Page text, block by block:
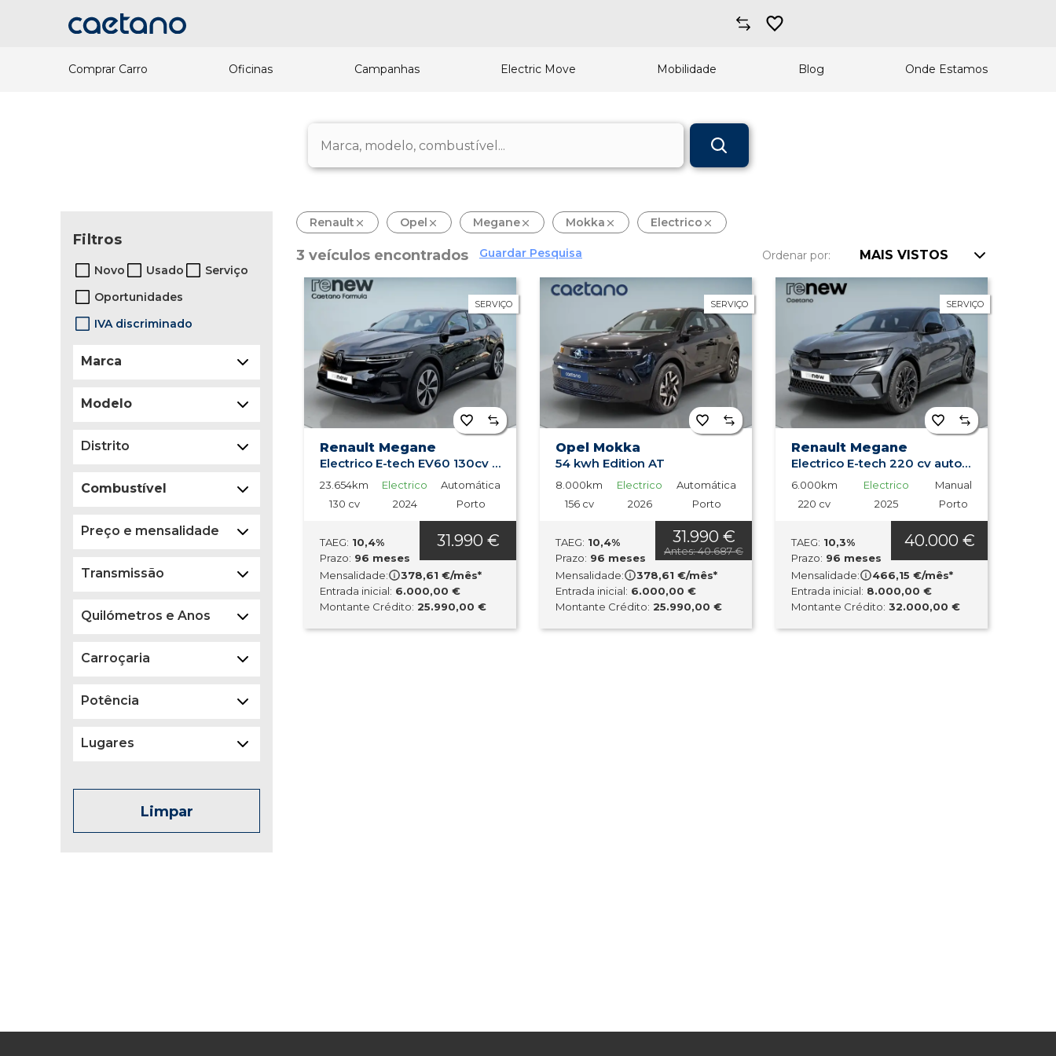
Comprar Carro Oficinas Campanhas Electric Move Mobilidade Blog Onde Estamos
Filtros
Novo Usado
Serviço
Oportunidades
IVA discriminado
Marca
Modelo
Distrito
Combustível
Preço e mensalidade
Transmissão
Quilómetros e Anos
Carroçaria
Potência
Lugares
Limpar
Renault Opel Megane Mokka Electrico
3 veículos encontrados Guardar Pesquisa Ordenar por: MAIS VISTOS
Preço: Mais alto
Preço: Mais baixo
Km: Mais alto
Km: Mais baixo
Ano: Mais recente
Ano: Mais antigo
Potência: Mais alta
Potência: Mais baixa
Mais vistos
Mais recentes
SERVIÇO
Renault Megane
Electrico E-tech EV60 130cv Evolution ER Super Charge
23.654km
130 cv
Electrico
2024
Automática
Porto
TAEG: 10,4%
Prazo: 96 meses
Mensalidade:
378,61 €/mês*
Entrada inicial: 6.000,00 €
Montante Crédito: 25.990,00 €
31.990 €
SERVIÇO
Opel Mokka
54 kwh Edition AT
8.000km
156 cv
Electrico
2026
Automática
Porto
TAEG: 10,4%
Prazo: 96 meses
Mensalidade:
378,61 €/mês*
Entrada inicial: 6.000,00 €
Montante Crédito: 25.990,00 €
31.990 €
Antes: 40.687 €
SERVIÇO
Renault Megane
Electrico E-tech 220 cv autonomia conforto esprit alpine
6.000km
220 cv
Electrico
2025
Manual
Porto
TAEG: 10,3%
Prazo: 96 meses
Mensalidade:
466,15 €/mês*
Entrada inicial: 8.000,00 €
Montante Crédito: 32.000,00 €
40.000 €